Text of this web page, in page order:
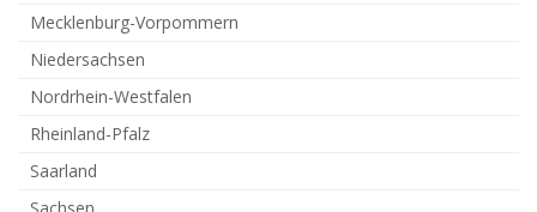
Mecklenburg-Vorpommern
Niedersachsen
Nordrhein-Westfalen
Rheinland-Pfalz
Saarland
Sachsen